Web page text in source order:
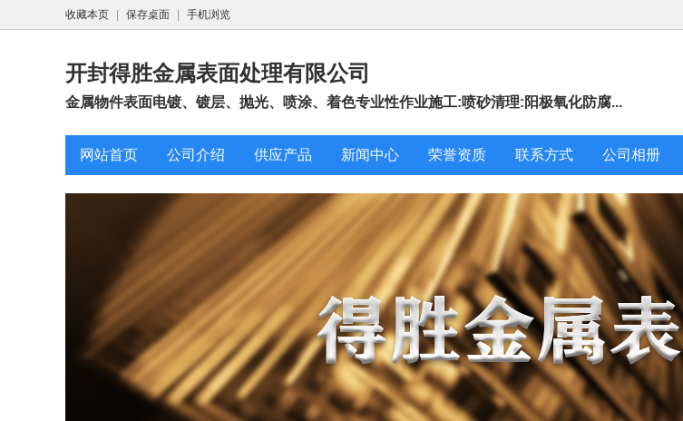
收藏本页 保存桌面 手机浏览
开封得胜金属表面处理有限公司
金属物件表面电镀、镀层、抛光、喷涂、着色专业性作业施工:喷砂清理:阳极氧化防腐...
网站首页 公司介绍 供应产品 新闻中心 荣誉资质 联系方式 公司相册